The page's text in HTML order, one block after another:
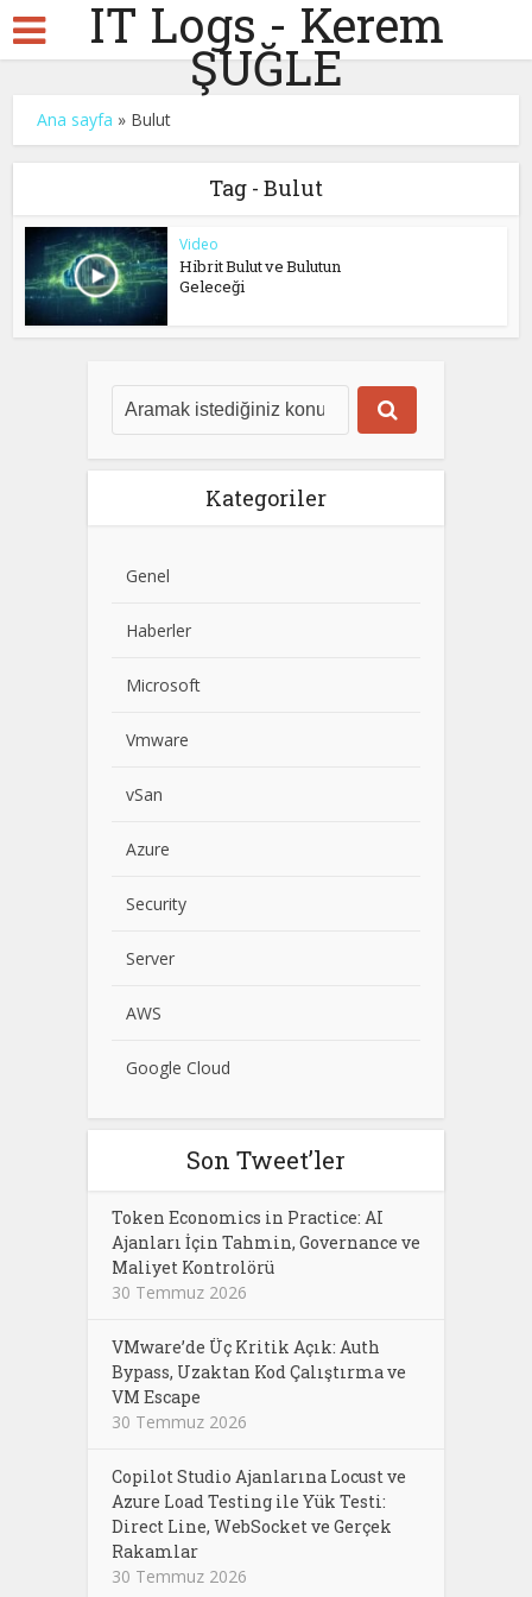
IT Logs - Kerem
ŞUĞLE
Ana sayfa » Bulut
Tag - Bulut
Video
Hibrit Bulut ve Bulutun
Geleceği
Kategoriler
Genel
Haberler
Microsoft
Vmware
vSan
Azure
Security
Server
AWS
Google Cloud
Son Tweet’ler
Token Economics in Practice: AI
Ajanları İçin Tahmin, Governance ve
Maliyet Kontrolörü
30 Temmuz 2026
VMware’de Üç Kritik Açık: Auth
Bypass, Uzaktan Kod Çalıştırma ve
VM Escape
30 Temmuz 2026
Copilot Studio Ajanlarına Locust ve
Azure Load Testing ile Yük Testi:
Direct Line, WebSocket ve Gerçek
Rakamlar
30 Temmuz 2026